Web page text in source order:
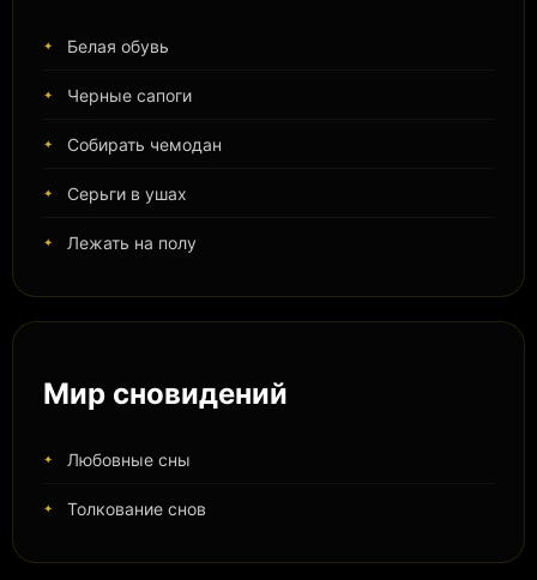
Белая обувь
Черные сапоги
Собирать чемодан
Серьги в ушах
Лежать на полу
Мир сновидений
Любовные сны
Толкование снов